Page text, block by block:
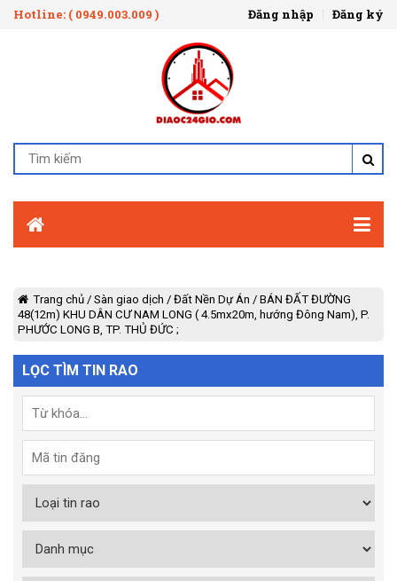
Hotline: ( 0949.003.009 ) Đăng nhập Đăng ký
Trang chủ / Sàn giao dịch / Đất Nền Dự Án / BÁN ĐẤT ĐƯỜNG
48(12m) KHU DÂN CƯ NAM LONG ( 4.5mx20m, hướng Đông Nam), P.
PHƯỚC LONG B, TP. THỦ ĐỨC ;
LỌC TÌM TIN RAO